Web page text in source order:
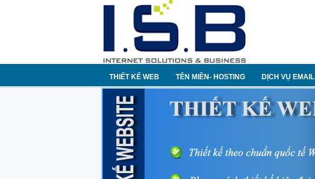
THIẾT KẾ WEB TÊN MIỀN- HOSTING DỊCH VỤ EMAIL